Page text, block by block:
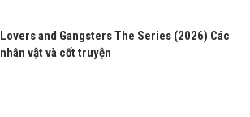
Lovers and Gangsters The Series (2026) Các
nhân vật và cốt truyện